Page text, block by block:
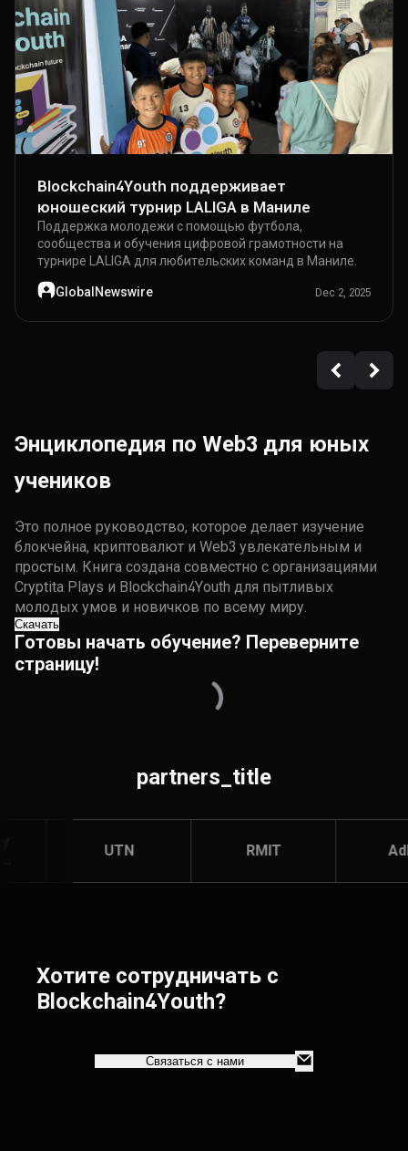
Blockchain4Youth поддерживает
юношеский турнир LALIGA в Маниле
Поддержка молодежи с помощью футбола,
сообщества и обучения цифровой грамотности на
турнире LALIGA для любительских команд в Маниле.
GlobalNewswire Dec 2, 2025
Энциклопедия по Web3 для юных
учеников
Это полное руководство, которое делает изучение
блокчейна, криптовалют и Web3 увлекательным и
простым. Книга создана совместно с организациями
Cryptita Plays и Blockchain4Youth для пытливых
молодых умов и новичков по всему миру.
Скачать
Готовы начать обучение? Переверните
страницу!
partners_title
UTN RMIT AdMU
Хотите сотрудничать с
Blockchain4Youth?
Связаться с нами